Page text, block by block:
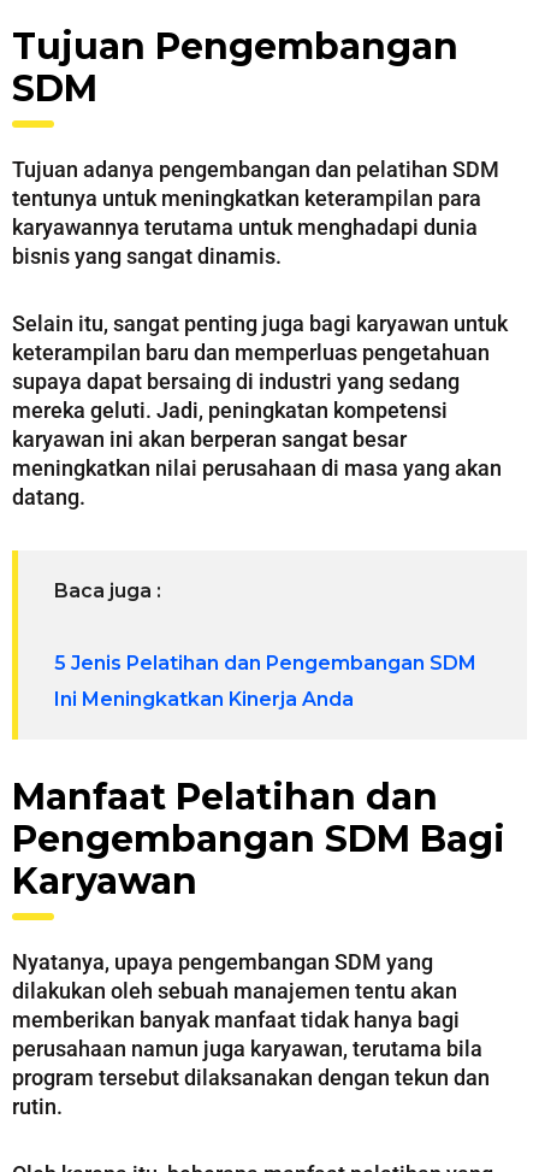
Tujuan Pengembangan
SDM
Tujuan adanya pengembangan dan pelatihan SDM
tentunya untuk meningkatkan keterampilan para
karyawannya terutama untuk menghadapi dunia
bisnis yang sangat dinamis.
Selain itu, sangat penting juga bagi karyawan untuk
keterampilan baru dan memperluas pengetahuan
supaya dapat bersaing di industri yang sedang
mereka geluti. Jadi, peningkatan kompetensi
karyawan ini akan berperan sangat besar
meningkatkan nilai perusahaan di masa yang akan
datang.
Baca juga :
5 Jenis Pelatihan dan Pengembangan SDM
Ini Meningkatkan Kinerja Anda
Manfaat Pelatihan dan
Pengembangan SDM Bagi
Karyawan
Nyatanya, upaya pengembangan SDM yang
dilakukan oleh sebuah manajemen tentu akan
memberikan banyak manfaat tidak hanya bagi
perusahaan namun juga karyawan, terutama bila
program tersebut dilaksanakan dengan tekun dan
rutin.